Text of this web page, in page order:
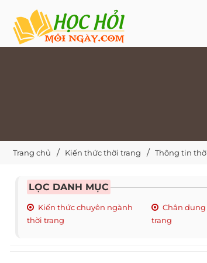
Trang chủ Kiến thức thời trang Thông tin
LỌC DANH MỤC
Kiến thức chuyên ngành
thời trang
Chân
trang